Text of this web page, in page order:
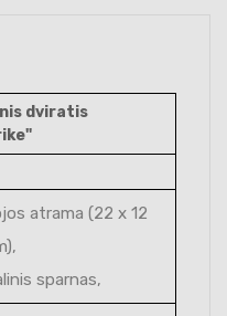
dviratis
atrama (22 x 12
sparnas,